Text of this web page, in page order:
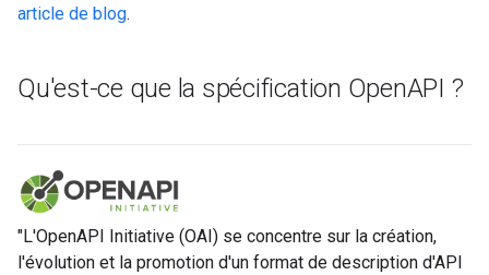
article de blog.
Qu'est-ce que la spécification OpenAPI ?
"L'OpenAPI Initiative (OAI) se concentre sur la création,
l'évolution et la promotion d'un format de description d'API